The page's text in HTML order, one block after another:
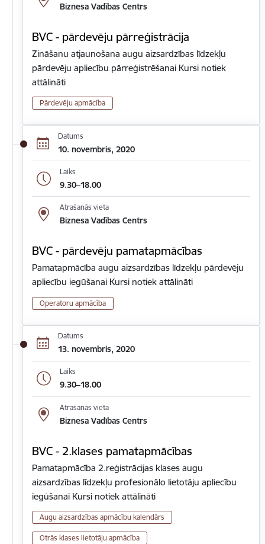
Biznesa Vadības Centrs
BVC - pārdevēju pārreģistrācija
Zināšanu atjaunošana augu aizsardzības līdzekļu
pārdevēju apliecību pārreģistrēšanai Kursi notiek
attālināti
Pārdevēju apmācība
Datums
10. novembris, 2020
Laiks
9.30–18.00
Atrašanās vieta
Biznesa Vadības Centrs
BVC - pārdevēju pamatapmācības
Pamatapmācība augu aizsardzības līdzekļu pārdevēju
apliecību iegūšanai Kursi notiek attālināti
Operatoru apmācība
Datums
13. novembris, 2020
Laiks
9.30–18.00
Atrašanās vieta
Biznesa Vadības Centrs
BVC - 2.klases pamatapmācības
Pamatapmācība 2.reģistrācijas klases augu
aizsardzības līdzekļu profesionālo lietotāju apliecību
iegūšanai Kursi notiek attālināti
Augu aizsardzības apmācību kalendārs
Otrās klases lietotāju apmācība